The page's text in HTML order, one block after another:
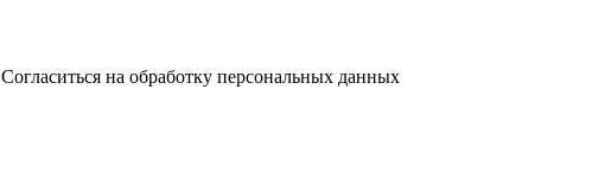
Согласиться на обработку персональных данных